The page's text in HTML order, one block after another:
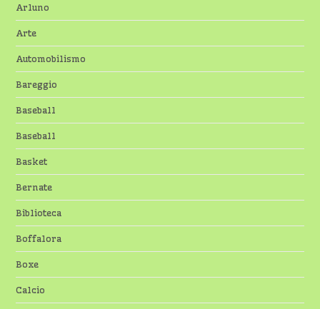
Arluno
Arte
Automobilismo
Bareggio
Baseball
Baseball
Basket
Bernate
Biblioteca
Boffalora
Boxe
Calcio